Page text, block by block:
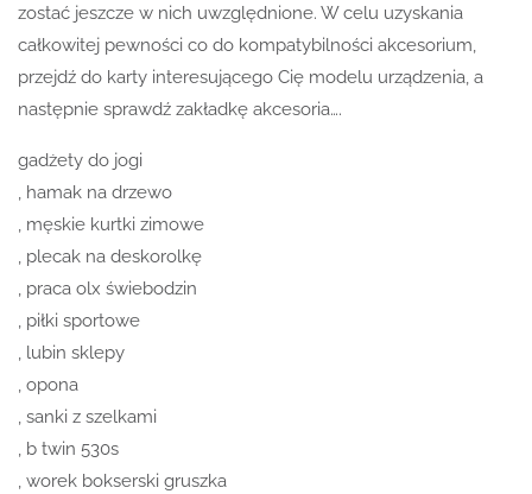
zostać jeszcze w nich uwzględnione. W celu uzyskania
całkowitej pewności co do kompatybilności akcesorium,
przejdź do karty interesującego Cię modelu urządzenia, a
następnie sprawdź zakładkę akcesoria….
gadżety do jogi
, hamak na drzewo
, męskie kurtki zimowe
, plecak na deskorolkę
, praca olx świebodzin
, piłki sportowe
, lubin sklepy
, opona
, sanki z szelkami
, b twin 530s
, worek bokserski gruszka